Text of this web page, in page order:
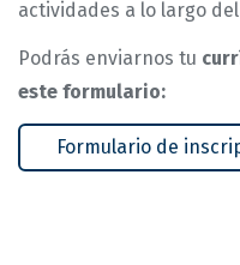
actividades a lo largo
Podrás enviarnos tu
este formulario:
Formulario de